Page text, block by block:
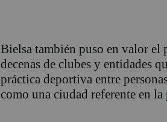
Bielsa también puso en valor
decenas de clubes y entidades
práctica deportiva entre
como una ciudad referente en